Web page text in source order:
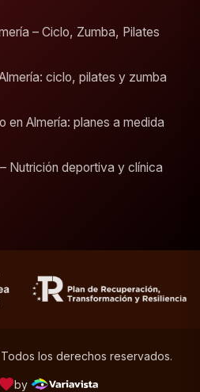
– Ciclo, Zumba, Pilates
ciclo, pilates y zumba
en Almería: planes a medida
Nutrición deportiva y clínica
los derechos reservados.
by